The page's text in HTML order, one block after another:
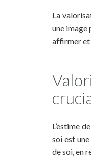
La
une image
affirmer et
L’estime
soi est
de soi, en